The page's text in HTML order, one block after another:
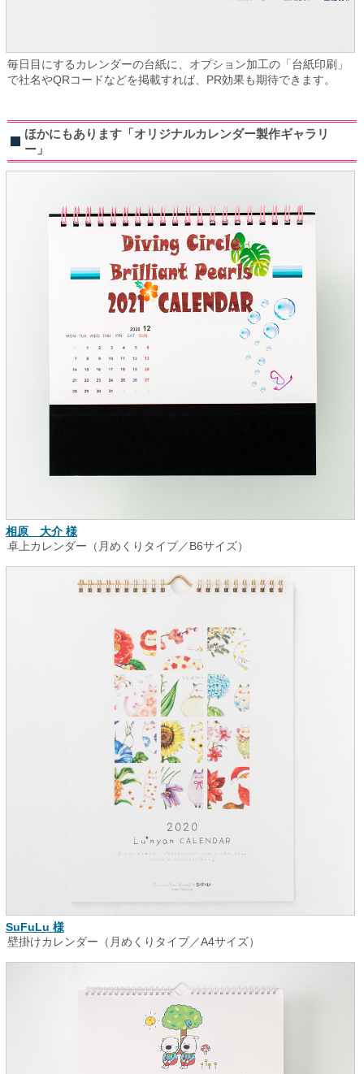
毎日目にするカレンダーの台紙に、オプション加工の「台紙印刷」
で社名やQRコードなどを掲載すれば、PR効果も期待できます。
ほかにもあります「オリジナルカレンダー製作ギャラリ
ー」
相原 大介 様
卓上カレンダー（月めくりタイプ／B6サイズ）
SuFuLu 様
壁掛けカレンダー（月めくりタイプ／A4サイズ）